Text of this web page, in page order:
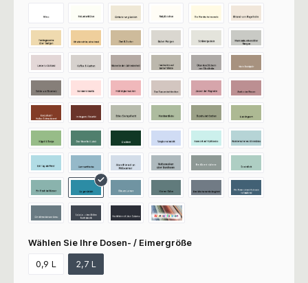
Wählen Sie Ihre Dosen- / Eimergröße
0,9 L 2,7 L